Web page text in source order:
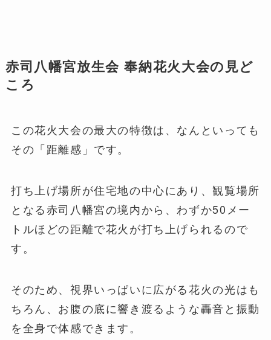
赤司八幡宮放生会 奉納花火大会の見ど
ころ
この花火大会の最大の特徴は、なんといっても
その「距離感」です。
打ち上げ場所が住宅地の中心にあり、観覧場所
となる赤司八幡宮の境内から、わずか50メー
トルほどの距離で花火が打ち上げられるので
す。
そのため、視界いっぱいに広がる花火の光はも
ちろん、お腹の底に響き渡るような轟音と振動
を全身で体感できます。